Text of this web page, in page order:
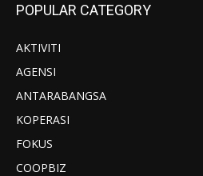
POPULAR CATEGORY
AKTIVITI
AGENSI
ANTARABANGSA
KOPERASI
FOKUS
COOPBIZ